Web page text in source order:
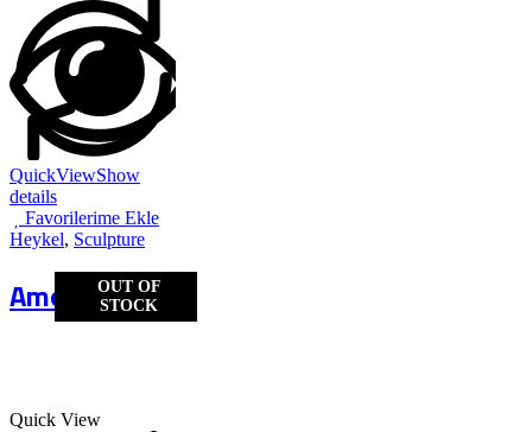
OUT OF
STOCK
QuickViewShow
details
Favorilerime Ekle
Heykel, Sculpture
Amor&Amor
Quick View